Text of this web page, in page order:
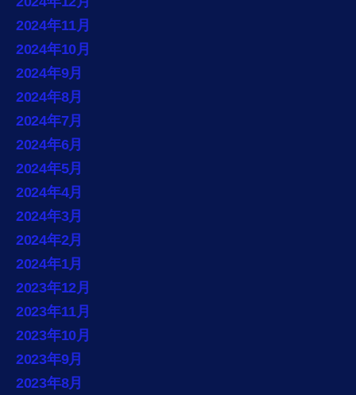
2024年11月
2024年10月
2024年9月
2024年8月
2024年7月
2024年6月
2024年5月
2024年4月
2024年3月
2024年2月
2024年1月
2023年12月
2023年11月
2023年10月
2023年9月
2023年8月